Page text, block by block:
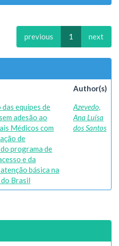
previous 1 next
Author(s)
equipes de
adesão ao
Médicos com
de
programa de
e da
básica na
Brasil
Azevedo,
Ana Luísa
dos Santos